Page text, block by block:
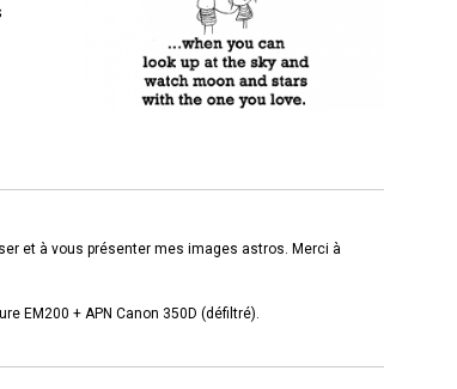
et à vous présenter mes images astros. Merci à
EM200 + APN Canon 350D (défiltré).